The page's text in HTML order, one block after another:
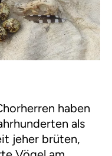
haben
als
jeher brüten,